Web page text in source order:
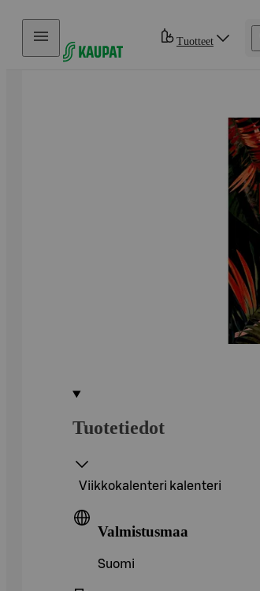
Hyppää sisältöön
Tuotteet
Tuotetiedot
Viikkokalenteri kalenteri
Valmistusmaa
Suomi